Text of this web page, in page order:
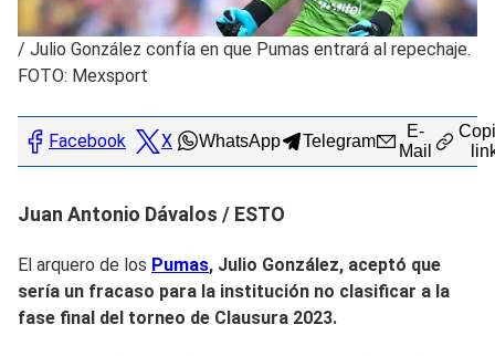
/ Julio González confía en que Pumas entrará al repechaje.
FOTO: Mexsport
Facebook X WhatsApp Telegram
E-
Mail
Juan Antonio Dávalos / ESTO
El arquero de los Pumas, Julio González, aceptó que
sería un fracaso para la institución no clasificar a la
fase final del torneo de Clausura 2023.